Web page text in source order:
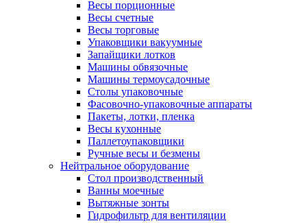
Весы порционные
Весы счетные
Весы торговые
Упаковщики вакуумные
Запайщики лотков
Машины обвязочные
Машины термоусадочные
Столы упаковочные
Фасовочно-упаковочные аппараты
Пакеты, лотки, пленка
Весы кухонные
Паллетоупаковщики
Ручные весы и безмены
Нейтральное оборудование
Cтол производственный
Ванны моечные
Вытяжные зонты
Гидрофильтр для вентиляции